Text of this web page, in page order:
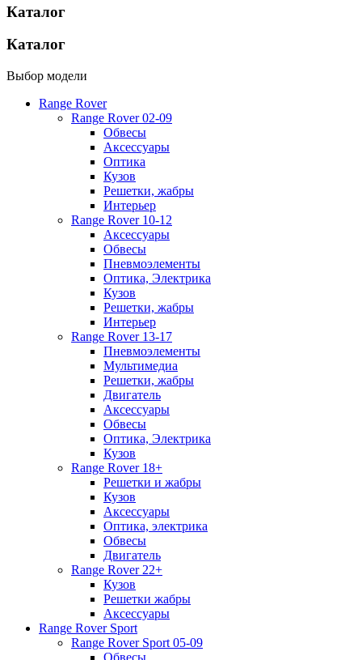
Каталог
Каталог
Выбор модели
Range Rover
Range Rover 02-09
Обвесы
Аксессуары
Оптика
Кузов
Решетки, жабры
Интерьер
Range Rover 10-12
Аксессуары
Обвесы
Пневмоэлементы
Оптика, Электрика
Кузов
Решетки, жабры
Интерьер
Range Rover 13-17
Пневмоэлементы
Мультимедиа
Решетки, жабры
Двигатель
Аксессуары
Обвесы
Оптика, Электрика
Кузов
Range Rover 18+
Решетки и жабры
Кузов
Аксессуары
Оптика, электрика
Обвесы
Двигатель
Range Rover 22+
Кузов
Решетки жабры
Аксессуары
Range Rover Sport
Range Rover Sport 05-09